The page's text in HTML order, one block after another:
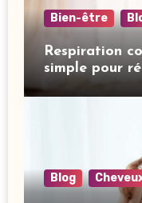
Bien-être
Respiration
simple pour
améliorer
Blog